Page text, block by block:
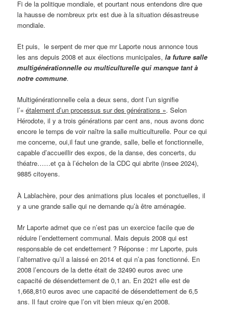
Fi de la politique mondiale, et pourtant nous entendons dire que
la hausse de nombreux prix est due à la situation désastreuse
mondiale.
Et puis, le serpent de mer que mr Laporte nous annonce tous
les ans depuis 2008 et aux élections municipales,la future salle
multigénérationnelle ou multiculturelle qui manque tant à
notre commune.
Multigénérationnelle cela a deux sens, dont l’un signifie
l’«étalementd’un processussur des générations ». Selon
Hérodote, il y a trois générations par cent ans, nous avons donc
encore le temps de voir naître la salle multiculturelle. Pour ce qui
me concerne, oui,il faut une grande, salle, belle et fonctionnelle,
capable d’accueillir des expos, de la danse, des concerts, du
théatre……et ça à l’échelon de la CDC qui abrite (insee 2024),
9885 citoyens.
À Lablachère, pour des animations plus locales et ponctuelles, il
y a une grande salle qui ne demande qu’à être aménagée.
Mr Laporte admet que ce n’est pas un exercice facile que de
réduire l’endettement communal. Mais depuis 2008 qui est
responsable de cet endettement ? Réponse : mr Laporte, puis
l’alternative qu’il a laissé en 2014 et qui n’a pas fonctionné. En
2008 l’encours de la dette était de 32490 euros avec une
capacité de désendettement de 0,1 an. En 2021 elle est de
1,668,810 euros avec une capacité de désendettement de 6,5
ans. Il faut croire que l’on vit bien mieux qu’en 2008.